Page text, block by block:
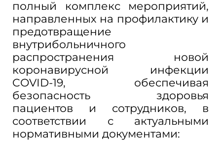
полный комплекс мероприятий,
направленных на профилактику и
предотвращение
внутрибольничного
распространения новой
коронавирусной инфекции
COVID-19, обеспечивая
безопасность здоровья
пациентов и сотрудников, в
соответствии с актуальными
нормативными документами: